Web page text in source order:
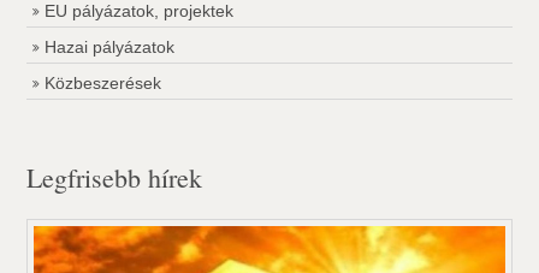
EU pályázatok, projektek
Hazai pályázatok
Közbeszerések
Legfrisebb hírek